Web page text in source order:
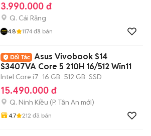
3.990.000 đ
Q. Cái Răng
4.8 1174 đã bán
Asus Vivobook S14
S3407VA Core 5 210H 16/512 Win11
Intel Core i7 16 GB 512 GB SSD
15.490.000 đ
Q. Ninh Kiều (P. Tân An mới)
4.7 212 đã bán